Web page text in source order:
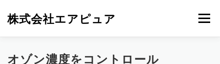
株式会社エアピュア メニ
紫外線技術 オゾン技術 マイナスイオン
オゾン濃度をコントロール